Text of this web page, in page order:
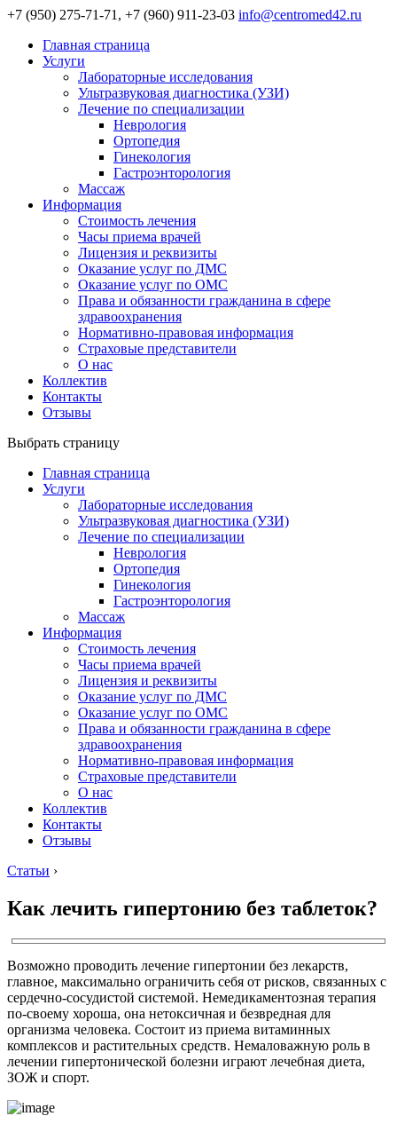
+7 (950) 275-71-71, +7 (960) 911-23-03 info@centromed42.ru
Главная страница
Услуги
Лабораторные исследования
Ультразвуковая диагностика (УЗИ)
Лечение по специализации
Неврология
Ортопедия
Гинекология
Гастроэнторология
Массаж
Информация
Стоимость лечения
Часы приема врачей
Лицензия и реквизиты
Оказание услуг по ДМС
Оказание услуг по ОМС
Права и обязанности гражданина в сфере
здравоохранения
Нормативно-правовая информация
Страховые представители
О нас
Коллектив
Контакты
Отзывы
Выбрать страницу
Главная страница
Услуги
Лабораторные исследования
Ультразвуковая диагностика (УЗИ)
Лечение по специализации
Неврология
Ортопедия
Гинекология
Гастроэнторология
Массаж
Информация
Стоимость лечения
Часы приема врачей
Лицензия и реквизиты
Оказание услуг по ДМС
Оказание услуг по ОМС
Права и обязанности гражданина в сфере
здравоохранения
Нормативно-правовая информация
Страховые представители
О нас
Коллектив
Контакты
Отзывы
Статьи ›
Как лечить гипертонию без таблеток?
Возможно проводить лечение гипертонии без лекарств,
главное, максимально ограничить себя от рисков, связанных с
сердечно-сосудистой системой. Немедикаментозная терапия
по-своему хороша, она нетоксичная и безвредная для
организма человека. Состоит из приема витаминных
комплексов и растительных средств. Немаловажную роль в
лечении гипертонической болезни играют лечебная диета,
ЗОЖ и спорт.